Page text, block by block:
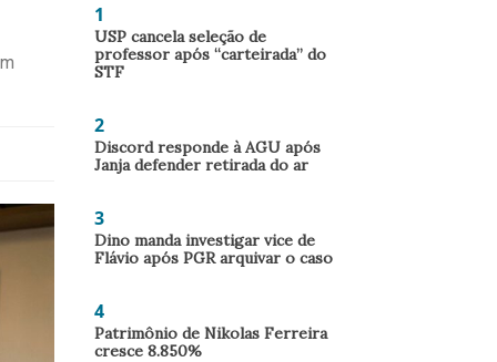
1
USP cancela seleção de
professor após “carteirada” do
STF
2
Discord responde à AGU após
Janja defender retirada do ar
3
Dino manda investigar vice de
Flávio após PGR arquivar o caso
4
Patrimônio de Nikolas Ferreira
cresce 8.850%